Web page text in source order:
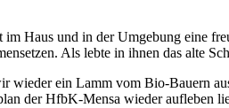
Haus und in der Umgebung eine
Als lebte in ihnen das alte
wieder ein Lamm vom Bio-Bauern
der HfbK-Mensa wieder aufleben